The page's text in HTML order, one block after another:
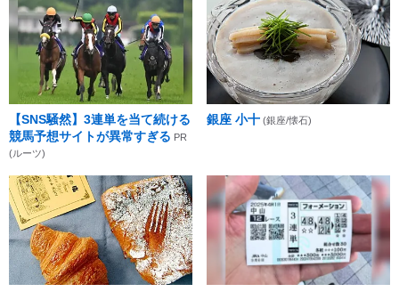
【SNS騒然】3連単を当て続ける
競馬予想サイトが異常すぎる PR
(ルーツ)
銀座 小十 (銀座/懐石)